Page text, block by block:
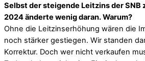
Selbst der steigende Leitzins der SNB
2024 änderte wenig daran. Warum?
Ohne die Leitzinserhöhung wären die
noch stärker gestiegen. Wir standen
Korrektur. Doch wer nicht verkaufen